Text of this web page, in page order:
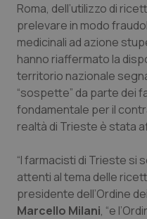
Friuli Venezia
Lazio
Liguria
Lombardia
Marche
Molise
Dermatite Atopica
Diabete &
Disturbi dell’umore
Dolore
Donna & Salute
Epatiti
Roma, dell’utilizzo di
prelevare in modo
medicinali ad azione
hanno riaffermato la
territorio nazionale
“sospette” da parte dei
fondamentale per il
realtà di Trieste è stata
“I farmacisti di Trieste si
attenti al tema delle
presidente dell’Ordine
Marcello Milani, “e